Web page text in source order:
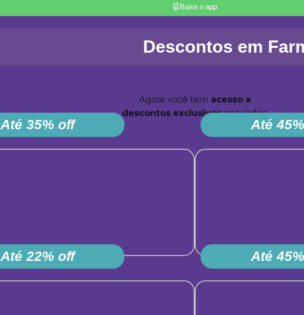
Baixe o app
Descontos em
Agora você tem acesso a
descontos exclusivosnas redes:
Até 35% off Até
Até 22% off Até